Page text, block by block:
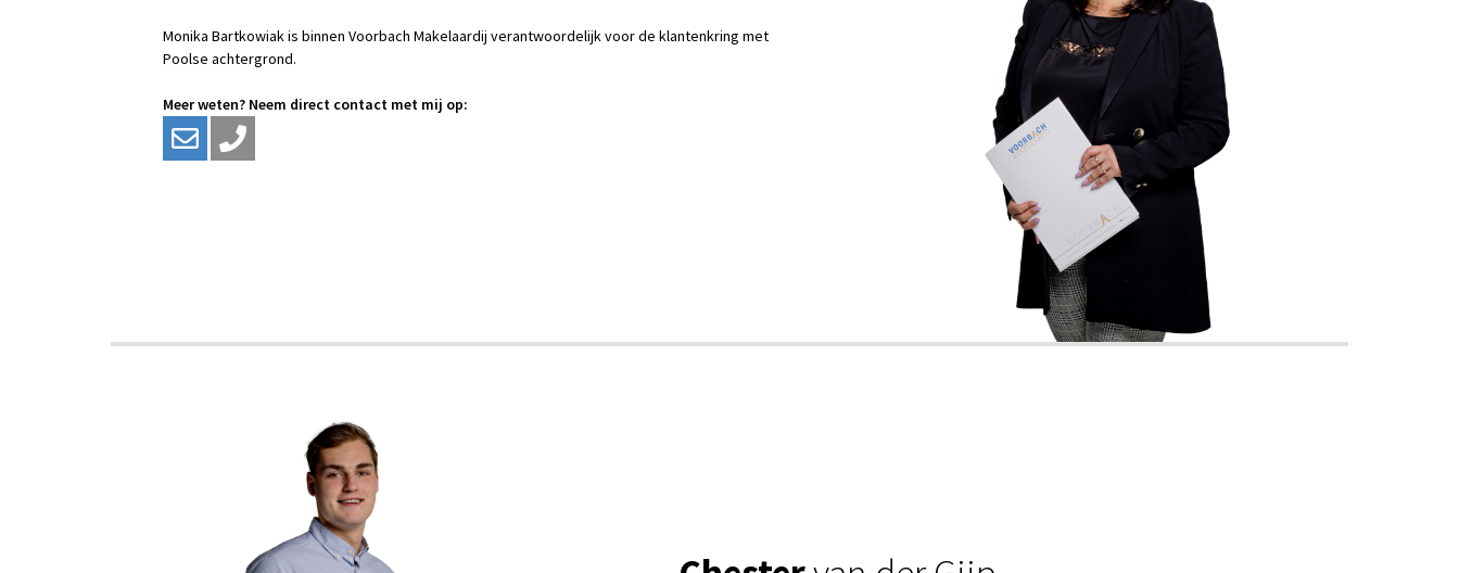
Monika Bartkowiak is binnen Voorbach Makelaardij verantwoordelijk voor de klantenkring met
Poolse achtergrond.
Meer weten? Neem direct contact met mij op: